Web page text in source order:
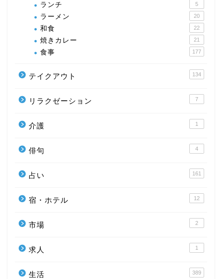
ランチ 5
ラーメン 20
和食 22
焼きカレー 21
食事 177
テイクアウト 134
リラクゼーション 7
介護 1
俳句 4
占い 161
宿・ホテル 12
市場 2
求人 1
生活 389